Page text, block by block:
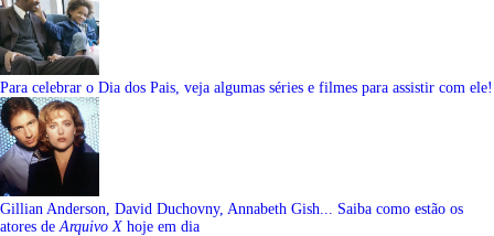
Para celebrar o Dia dos Pais, veja algumas séries e filmes para assistir com ele!
Gillian Anderson, David Duchovny, Annabeth Gish... Saiba como estão os
atores de Arquivo X hoje em dia